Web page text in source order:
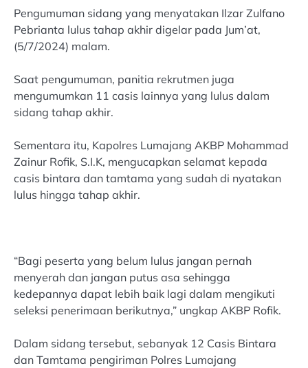
Pengumuman sidang yang menyatakan Ilzar Zulfano
Pebrianta lulus tahap akhir digelar pada Jum’at,
(5/7/2024) malam.
Saat pengumuman, panitia rekrutmen juga
mengumumkan 11 casis lainnya yang lulus dalam
sidang tahap akhir.
Sementara itu, Kapolres Lumajang AKBP Mohammad
Zainur Rofik, S.I.K, mengucapkan selamat kepada
casis bintara dan tamtama yang sudah di nyatakan
lulus hingga tahap akhir.
“Bagi peserta yang belum lulus jangan pernah
menyerah dan jangan putus asa sehingga
kedepannya dapat lebih baik lagi dalam mengikuti
seleksi penerimaan berikutnya,” ungkap AKBP Rofik.
Dalam sidang tersebut, sebanyak 12 Casis Bintara
dan Tamtama pengiriman Polres Lumajang